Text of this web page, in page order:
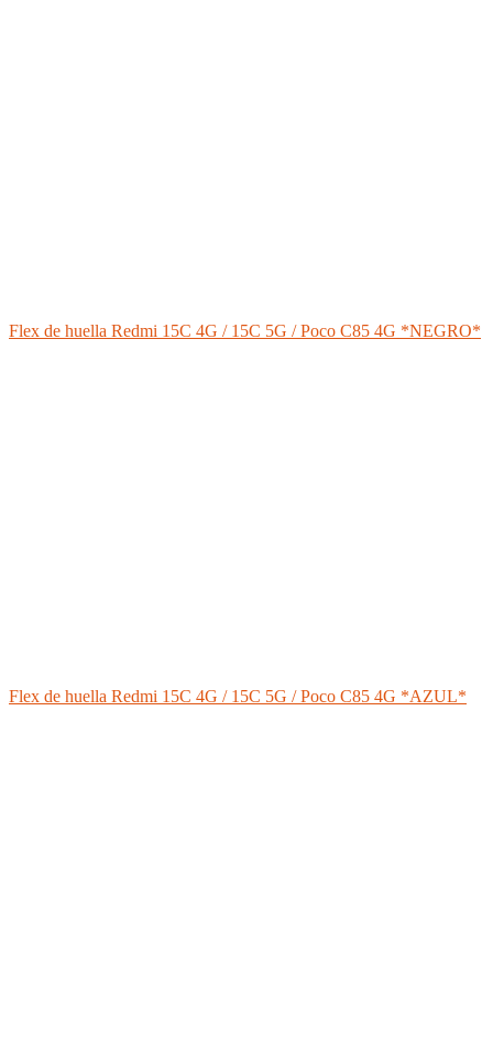
Flex de huella Redmi 15C 4G / 15C 5G / Poco C85 4G *NEGRO*
Flex de huella Redmi 15C 4G / 15C 5G / Poco C85 4G *AZUL*